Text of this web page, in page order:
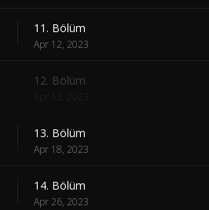
11. Bölüm
Apr 12, 2023
12. Bölüm
13. Bölüm
Apr 18, 2023
14. Bölüm
Apr 26, 2023